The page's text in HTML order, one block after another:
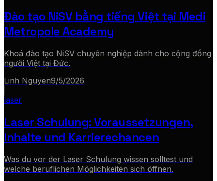
Đào tạo NiSV bằng tiếng Việt tại Medi
Metropole Academy
Khoá đào tạo NiSV chuyên nghiệp dành cho cộng đồng
người Việt tại Đức.
Linh Nguyen9/5/2026
laser
Laser Schulung: Voraussetzungen,
Inhalte und Karrierechancen
Was du vor der Laser Schulung wissen solltest und
welche beruflichen Möglichkeiten sich öffnen.